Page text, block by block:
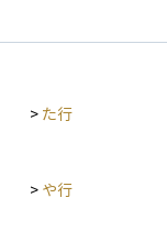
され、資産の安全
> た行
> や行